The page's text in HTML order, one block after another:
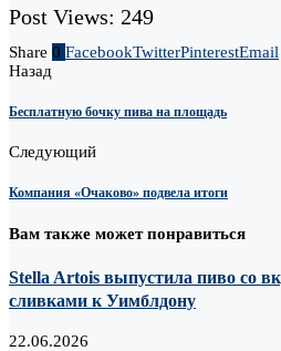
Post Views: 249
Share 0 FacebookTwitterPinterestEmail
Назад
Бесплатную бочку пива на площадь
Следующий
Компания «Очаково» подвела итоги
Вам также может понравиться
Stella Artois выпустила пиво со
сливками к Уимблдону
22.06.2026